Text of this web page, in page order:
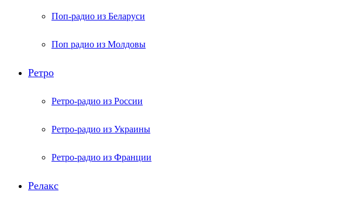
Поп-радио из Беларуси
Поп радио из Молдовы
Ретро
Ретро-радио из России
Ретро-радио из Украины
Ретро-радио из Франции
Релакс